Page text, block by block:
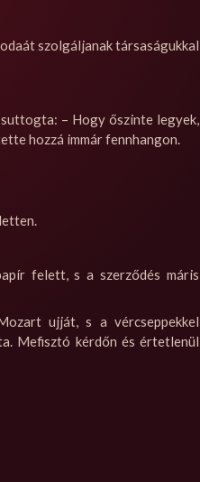
szolgáljanak társaságukkal
– Hogy őszinte legyek,
hozzá immár fennhangon.
felett, s a szerződés máris
ujját, s a vércseppekkel
Mefisztó kérdőn és értetlenül